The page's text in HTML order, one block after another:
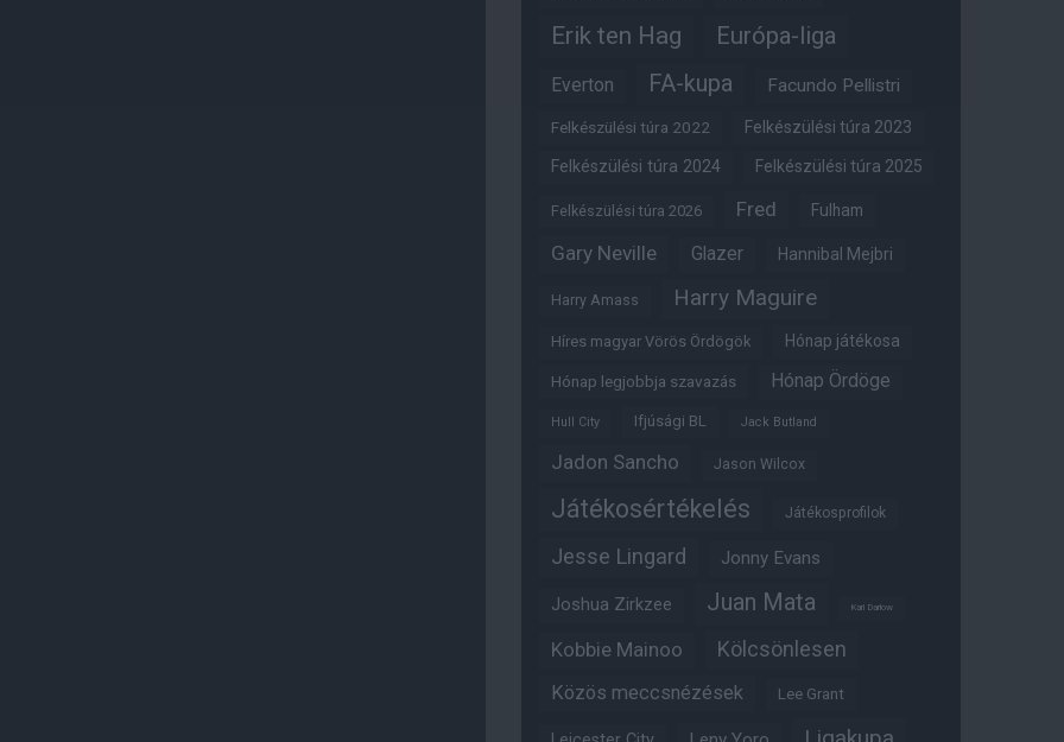
Erik ten Hag Európa-liga
Everton FA-kupa Facundo Pellistri
Felkészülési túra 2022 Felkészülési túra 2023
Felkészülési túra 2024 Felkészülési túra 2025
Felkészülési túra 2026 Fred Fulham
Gary Neville Glazer Hannibal Mejbri
Harry Amass Harry Maguire
Híres magyar Vörös Ördögök Hónap játékosa
Hónap legjobbja szavazás Hónap Ördöge
Hull City Ifjúsági BL Jack Butland
Jadon Sancho Jason Wilcox
Játékosértékelés Játékosprofilok
Jesse Lingard Jonny Evans
Joshua Zirkzee Juan Mata Karl Darlow
Kobbie Mainoo Kölcsönlesen
Közös meccsnézések Lee Grant